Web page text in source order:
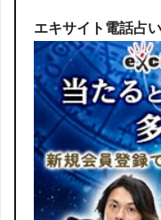
エキサイト電話占い